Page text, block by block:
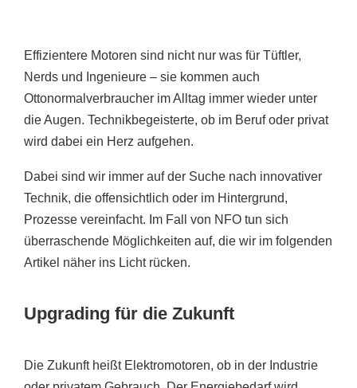
Effizientere Motoren sind nicht nur was für Tüftler,
Nerds und Ingenieure – sie kommen auch
Ottonormalverbraucher im Alltag immer wieder unter
die Augen. Technikbegeisterte, ob im Beruf oder privat
wird dabei ein Herz aufgehen.
Dabei sind wir immer auf der Suche nach innovativer
Technik, die offensichtlich oder im Hintergrund,
Prozesse vereinfacht. Im Fall von NFO tun sich
überraschende Möglichkeiten auf, die wir im folgenden
Artikel näher ins Licht rücken.
Upgrading für die Zukunft
Die Zukunft heißt Elektromotoren, ob in der Industrie